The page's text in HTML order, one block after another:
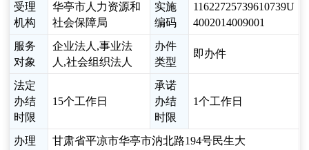
受理
机构
华亭市人力资源和
社会保障局
实施
编码
11622725739610739U
4002014009001
服务
对象
企业法人,事业法
人,社会组织法人
办件
类型
即办件
法定
办结
时限
15个工作日
承诺
办结
时限
1个工作日
办理
甘肃省平凉市华亭市汭北路194号民生大